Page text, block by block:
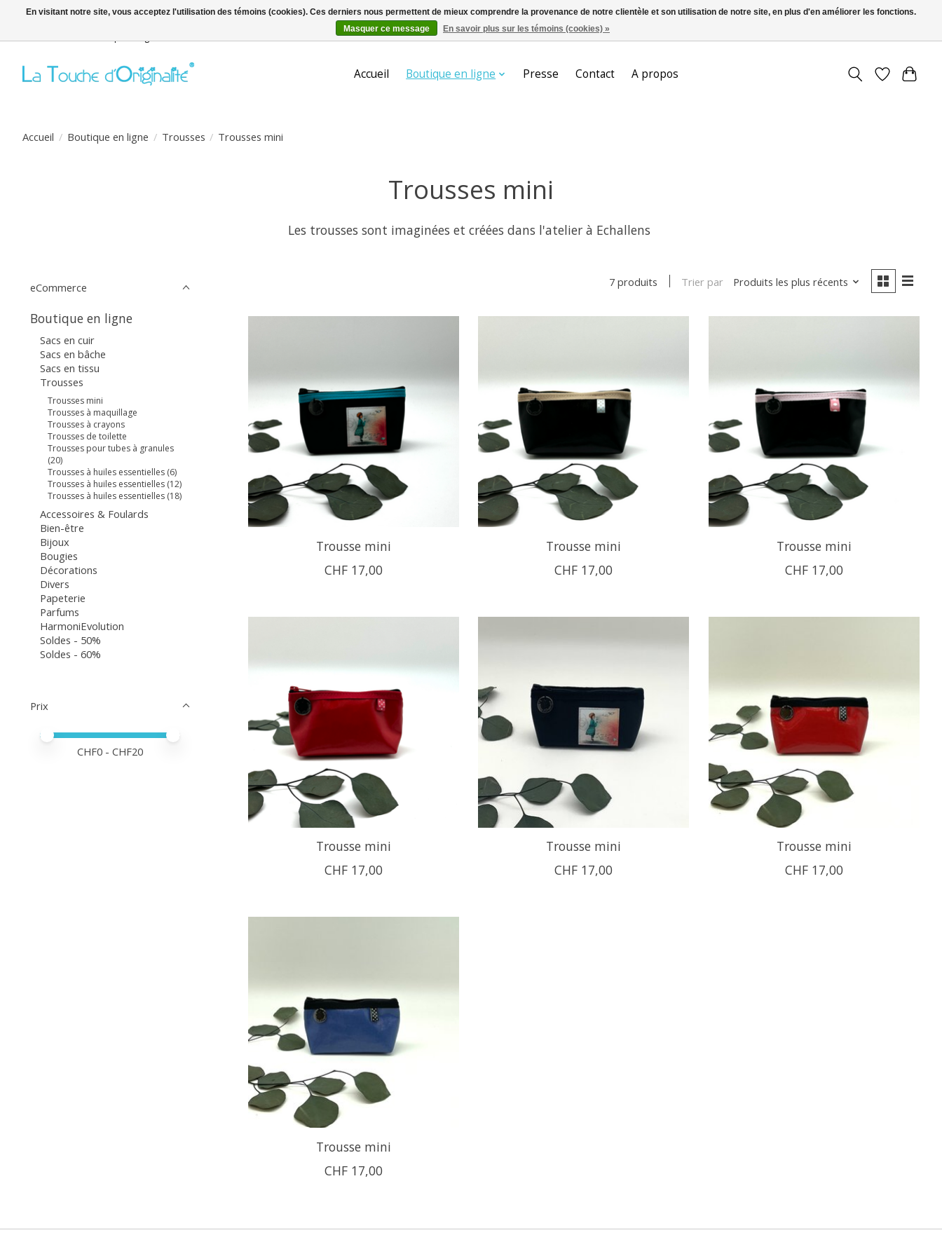
Accueil Boutique en ligne Presse Contact A propos
Accueil / Boutique en ligne / Trousses / Trousses mini
Trousses mini
Les trousses sont imaginées et créées dans l'atelier à Echallens
eCommerce
Boutique en ligne
Sacs en cuir
Sacs en bâche
Sacs en tissu
Trousses
Trousses mini
Trousses à maquillage
Trousses à crayons
Trousses de toilette
Trousses pour tubes à granules
(20)
Trousses à huiles essentielles (6)
Trousses à huiles essentielles (12)
Trousses à huiles essentielles (18)
Accessoires & Foulards
Bien-être
Bijoux
Bougies
Décorations
Divers
Papeterie
Parfums
HarmoniEvolution
Soldes - 50%
Soldes - 60%
Prix
Prix minimum
Price maximum value
CHF0 - CHF20
7 produits Trier par Produits les plus récents
Trousse mini
CHF 17,00
Trousse mini
CHF 17,00
Trousse mini
CHF 17,00
Trousse mini
CHF 17,00
Trousse mini
CHF 17,00
Trousse mini
CHF 17,00
Trousse mini
CHF 17,00
En visitant notre site, vous acceptez l'utilisation des témoins (cookies). Ces derniers nous permettent de mieux comprendre la provenance de notre clientèle et son utilisation de notre site, en plus d'en améliorer les fonctions.
Masquer ce message
En savoir plus sur les témoins (cookies) »